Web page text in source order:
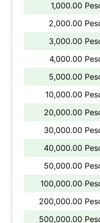
1,000.00
2,000.00
3,000.00
4,000.00
5,000.00
10,000.00
20,000.00
30,000.00
40,000.00
50,000.00
100,000.00
200,000.00
500,000.00